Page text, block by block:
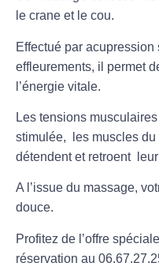
le crane et le cou.
Effectué par acupression
effleurements, il permet
l’énergie vitale.
Les tensions
stimulée, les muscles
détendent et retroent
A l’issue du massage,
douce.
Profitez de l’offre
réservation au